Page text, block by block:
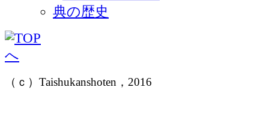
（ｃ）Taishukanshoten，2016